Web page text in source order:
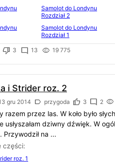
Samolot do Londynu
Rozdział 2
Samolot do Londynu
Rozdział 1
3 13 19 775
i Strider roz. 2
gru 2014 przygoda 3 2
razem przez las. W koło było
usłyszałam dziwny dźwięk. W
Przywodził na ...
części
roz. 1